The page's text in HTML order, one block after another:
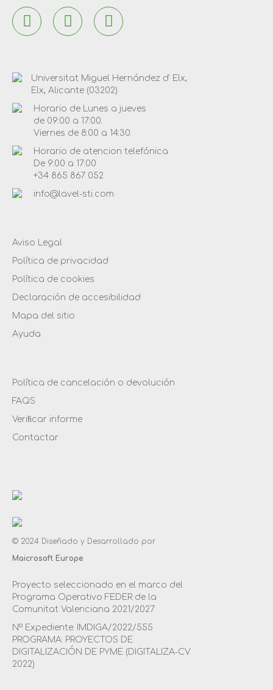
Universitat Miguel Hernández d' Elx,
Elx, Alicante (03202)
Horario de Lunes a jueves
de 09:00 a 17:00.
Viernes de 8:00 a 14:30.
Horario de atencion telefónica
De 9:00 a 17:00
+34 865 867 052
info@lavel-sti.com
Aviso Legal
Política de privacidad
Política de cookies
Declaración de accesibilidad
Mapa del sitio
Ayuda
Política de cancelación o devolución
FAQS
Veriﬁcar informe
Contactar
© 2024 Diseñado y Desarrollado por
Maicrosoft Europe
Proyecto seleccionado en el marco del
Programa Operativo FEDER de la
Comunitat Valenciana 2021/2027
Nº Expediente: IMDIGA/2022/555
PROGRAMA: PROYECTOS DE
DIGITALIZACIÓN DE PYME (DIGITALIZA-CV
2022)